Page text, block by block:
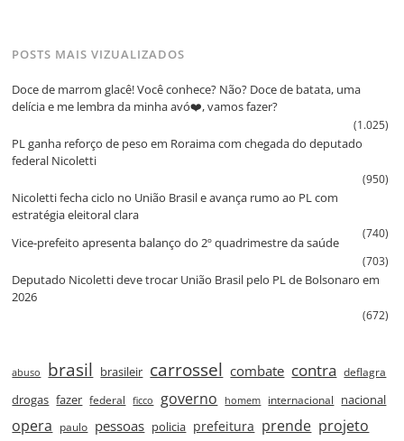
POSTS MAIS VIZUALIZADOS
Doce de marrom glacê! Você conhece? Não? Doce de batata, uma
delícia e me lembra da minha avó❤️, vamos fazer?
(1.025)
PL ganha reforço de peso em Roraima com chegada do deputado
federal Nicoletti
(950)
Nicoletti fecha ciclo no União Brasil e avança rumo ao PL com
estratégia eleitoral clara
(740)
Vice‑prefeito apresenta balanço do 2º quadrimestre da saúde
(703)
Deputado Nicoletti deve trocar União Brasil pelo PL de Bolsonaro em
2026
(672)
abuso brasil brasileir carrossel combate contra deflagra
drogas fazer federal ficco governo homem internacional nacional
opera paulo pessoas policia prefeitura prende projeto